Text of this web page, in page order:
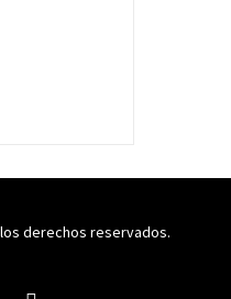
derechos reservados.